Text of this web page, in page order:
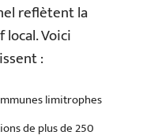
reflètent la
Voici
:
limitrophes
de plus de 250